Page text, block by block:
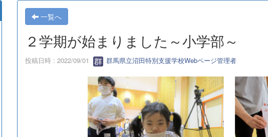
一覧へ
２学期が始まりました～小学部～
投稿日時 : 2022/09/01 群馬県立沼田特別支援学校Webページ管理者